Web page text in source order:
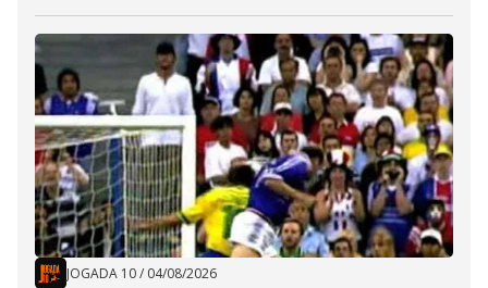
JOGADA 10/ 04/08/2026